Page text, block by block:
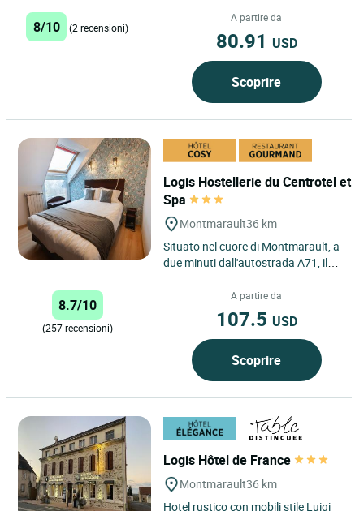
8/10 (2 recensioni)
A partire da
80.91 USD
Scoprire
Logis Hostellerie du Centrotel et
Spa
Montmarault36 km
Situato nel cuore di Montmarault, a
due minuti dall'autostrada A71, il
Spa offre una sosta...
8.7/10
(257 recensioni)
A partire da
107.5 USD
Scoprire
Logis Hôtel de France
Montmarault36 km
Hotel rustico con mobili stile Luigi